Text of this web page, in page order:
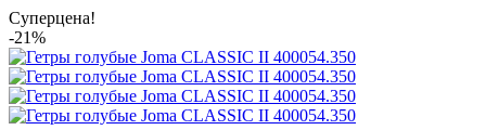
Суперцена!
-21%